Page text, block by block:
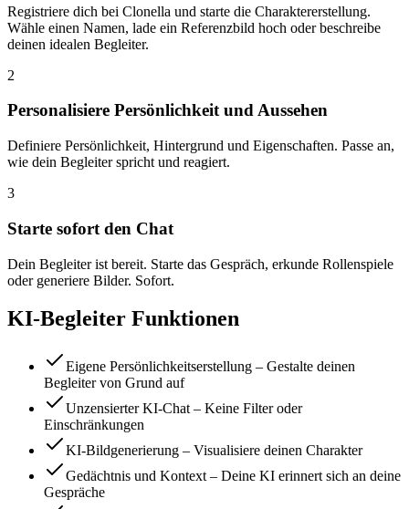
Registriere dich bei Clonella und starte die Charaktererstellung.
Wähle einen Namen, lade ein Referenzbild hoch oder beschreibe
deinen idealen Begleiter.
2
Personalisiere Persönlichkeit und Aussehen
Definiere Persönlichkeit, Hintergrund und Eigenschaften. Passe an,
wie dein Begleiter spricht und reagiert.
3
Starte sofort den Chat
Dein Begleiter ist bereit. Starte das Gespräch, erkunde Rollenspiele
oder generiere Bilder. Sofort.
KI-Begleiter Funktionen
Eigene Persönlichkeitserstellung – Gestalte deinen
Begleiter von Grund auf
Unzensierter KI-Chat – Keine Filter oder
Einschränkungen
KI-Bildgenerierung – Visualisiere deinen Charakter
Gedächtnis und Kontext – Deine KI erinnert sich an deine
Gespräche